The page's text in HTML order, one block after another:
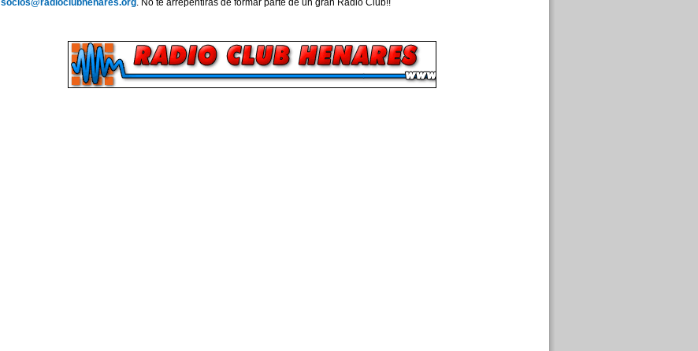
socios@radioclubhenares.org. No te arrepentirás de formar parte de un gran Radio Club!!